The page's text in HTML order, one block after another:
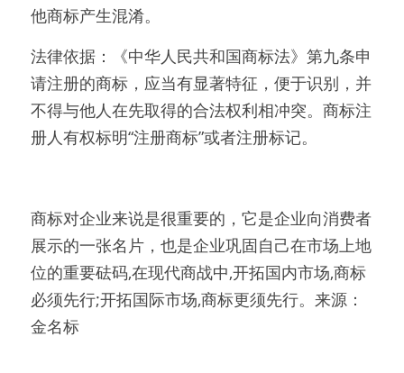
他商标产生混淆。
法律依据：《中华人民共和国商标法》第九条申
请注册的商标，应当有显著特征，便于识别，并
不得与他人在先取得的合法权利相冲突。商标注
册人有权标明“注册商标”或者注册标记。
商标对企业来说是很重要的，它是企业向消费者
展示的一张名片，也是企业巩固自己在市场上地
位的重要砝码,在现代商战中,开拓国内市场,商标
必须先行;开拓国际市场,商标更须先行。来源：
金名标